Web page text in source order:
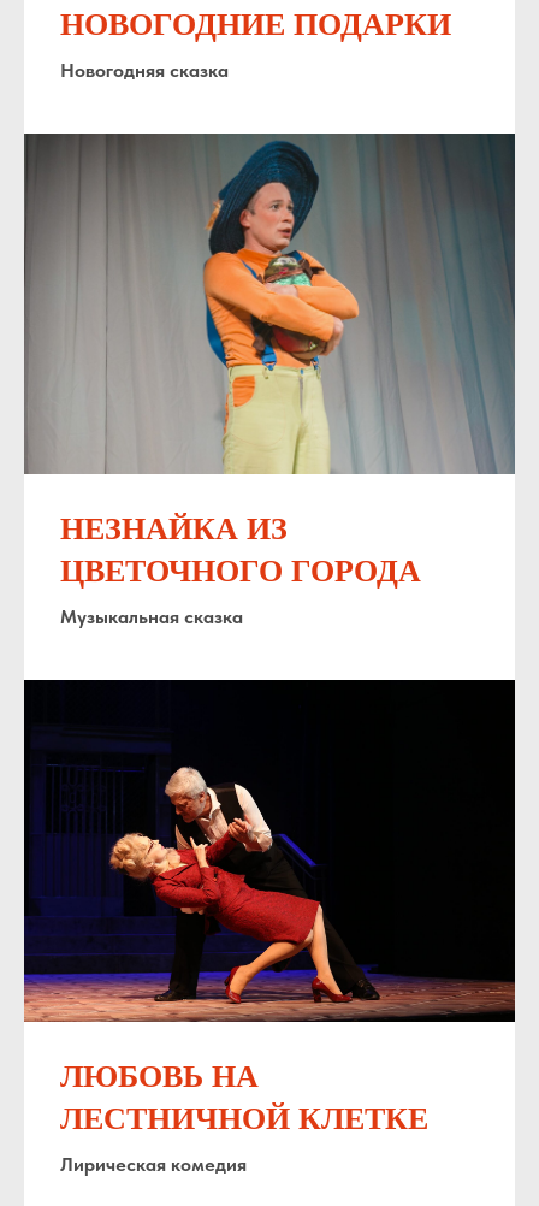
НОВОГОДНИЕ ПОДАРКИ
Новогодняя сказка
НЕЗНАЙКА ИЗ
ЦВЕТОЧНОГО ГОРОДА
Музыкальная сказка
ЛЮБОВЬ НА
ЛЕСТНИЧНОЙ КЛЕТКЕ
Лирическая комедия